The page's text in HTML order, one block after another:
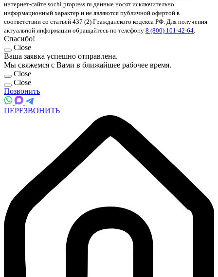
интернет-сайте sochi.propress.ru данные носят исключительно
информационный характер и не являются публичной офертой в
соответствии со статьёй 437 (2) Гражданского кодекса РФ. Для получения
актуальной информации обращайтесь по телефону 8 (800) 101-42-64.
Спасибо!
Close
Ваша заявка успешно отправлена.
Мы свяжемся с Вами в ближайшее рабочее время.
Close
Close
Позвонить
ПЕРЕЗВОНИТЬ